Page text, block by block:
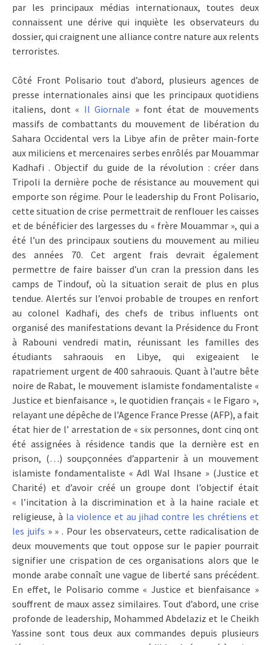
par les principaux médias internationaux, toutes deux
connaissent une dérive qui inquiète les observateurs du
dossier, qui craignent une alliance contre nature aux relents
terroristes.
Côté Front Polisario tout d’abord, plusieurs agences de
presse internationales ainsi que les principaux quotidiens
italiens, dont « Il Giornale » font état de mouvements
massifs de combattants du mouvement de libération du
Sahara Occidental vers la Libye afin de prêter main-forte
aux miliciens et mercenaires serbes enrôlés par Mouammar
Kadhafi . Objectif du guide de la révolution : créer dans
Tripoli la dernière poche de résistance au mouvement qui
emporte son régime. Pour le leadership du Front Polisario,
cette situation de crise permettrait de renflouer les caisses
et de bénéficier des largesses du « frère Mouammar », qui a
été l’un des principaux soutiens du mouvement au milieu
des années 70. Cet argent frais devrait également
permettre de faire baisser d’un cran la pression dans les
camps de Tindouf, où la situation serait de plus en plus
tendue. Alertés sur l’envoi probable de troupes en renfort
au colonel Kadhafi, des chefs de tribus influents ont
organisé des manifestations devant la Présidence du Front
à Rabouni vendredi matin, réunissant les familles des
étudiants sahraouis en Libye, qui exigeaient le
rapatriement urgent de 400 sahraouis. Quant à l’autre bête
noire de Rabat, le mouvement islamiste fondamentaliste «
Justice et bienfaisance », le quotidien français « le Figaro »,
relayant une dépêche de l’Agence France Presse (AFP), a fait
état hier de l’ arrestation de « six personnes, dont cinq ont
été assignées à résidence tandis que la dernière est en
prison, (…) soupçonnées d’appartenir à un mouvement
islamiste fondamentaliste « Adl Wal Ihsane » (Justice et
Charité) et d’avoir créé un groupe dont l’objectif était
« l’incitation à la discrimination et à la haine raciale et
religieuse, à la violence et au jihad contre les chrétiens et
les juifs » » . Pour les observateurs, cette radicalisation de
deux mouvements que tout oppose sur le papier pourrait
signifier une crispation de ces organisations alors que le
monde arabe connaît une vague de liberté sans précédent.
En effet, le Polisario comme « Justice et bienfaisance »
souffrent de maux assez similaires. Tout d’abord, une crise
profonde de leadership, Mohammed Abdelaziz et le Cheikh
Yassine sont tous deux aux commandes depuis plusieurs